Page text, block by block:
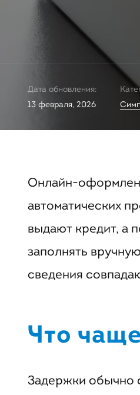
Дата обновления:
13 февраля, 2026
Онлайн-
автоматических
выдают кредит, а
заполнять
сведения
Что
Задержки обычно